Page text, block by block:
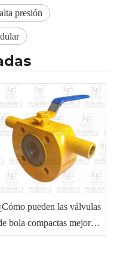
presión
pueden las válvulas
bola compactas mejorar
eficiencia de sus sistemas